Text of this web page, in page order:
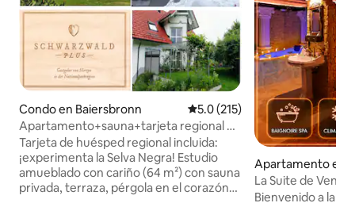
Condo en Baiersbronn Calificación promedio: 5.0 de
5.0 (215)
Apartamento+sauna+tarjeta regional de
huésped incluida
Tarjeta de huésped regional incluida:
¡experimenta la Selva Negra! Estudio
amueblado con cariño (64 m²) con sauna
privada, terraza, pérgola en el corazón
Apartamento en
La Suite de
Habitación
Bienvenido a la